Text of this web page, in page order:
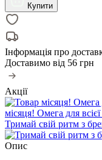
Купити
Інформація про
Доставимо від 56 грн
Акції
місяця! Омега для
Тримай свій ритм з
Опис